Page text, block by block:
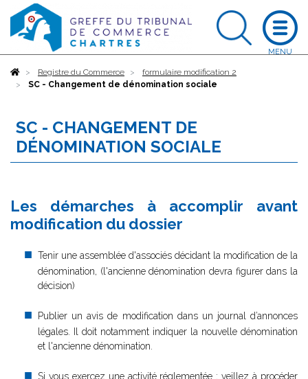
AccueilRegistre du Commerce
formulaire modification 2
SC - Changement de dénomination sociale
SC - CHANGEMENT DE
DÉNOMINATION SOCIALE
Les démarches à accomplir avant
modification du dossier
Tenir une assemblée d'associés décidant la modification de la
dénomination, (l'ancienne dénomination devra figurer dans la
décision)
Publier un avis de modification dans un journal d’annonces
légales. Il doit notamment indiquer la nouvelle dénomination
et l'ancienne dénomination.
Si vous exercez une activité réglementée : veillez à procéder